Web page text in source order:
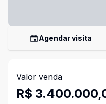
Agendar visita
Valor venda
R$